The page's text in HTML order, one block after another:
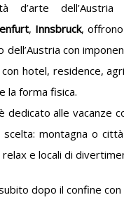
d’arte dell’Austria
, Innsbruck,
dell’Austria con
hotel, residence,
la forma fisica.
dedicato alle
scelta: montagna o
e locali di
dopo il confine